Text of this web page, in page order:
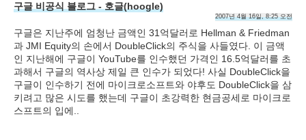
구글 비공식 블로그 - 호글(hoogle)
2007년 4월 16일, 8:25 오전
구글은 지난주에 엄청난 금액인 31억달러로 Hellman & Friedman
과 JMI Equity의 손에서 DoubleClick의 주식을 사들였다. 이 금액
인 지난해에 구글이 YouTube를 인수했던 가격인 16.5억달러를 초
과해서 구글의 역사상 제일 큰 인수가 되었다! 사실 DoubleClick을
구글이 인수하기 전에 마이크로소프트와 야후도 DoubleClick을 삼
키려고 많은 시도를 했는데 구글이 초강력한 현금공세로 마이크로
스프트의 입에..